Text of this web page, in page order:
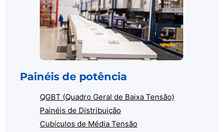
Painéis de potência
QGBT (Quadro Geral de Baixa Tensão)
Painéis de Distribuição
Cubículos de Média Tensão